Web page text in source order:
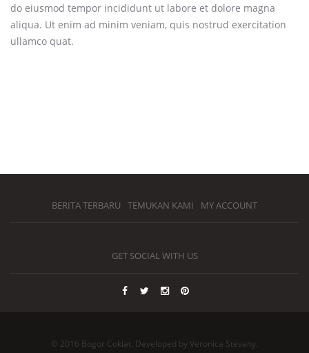
do eiusmod tempor incididunt ut labore et dolore magna
aliqua. Ut enim ad minim veniam, quis nostrud exercitation
ullamco quat.
BERITA TERBARU TEMUKAN KAMI MY ACCOUNT
GET SOCIAL WITH US
© 2016 Bogor Coklat. Developed by Veronica Stevany.